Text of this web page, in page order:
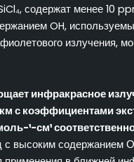
содержат менее 10
OH,
излучения,
инфракрасное
с коэффициентами
¹-см¹
с высоким содержанием